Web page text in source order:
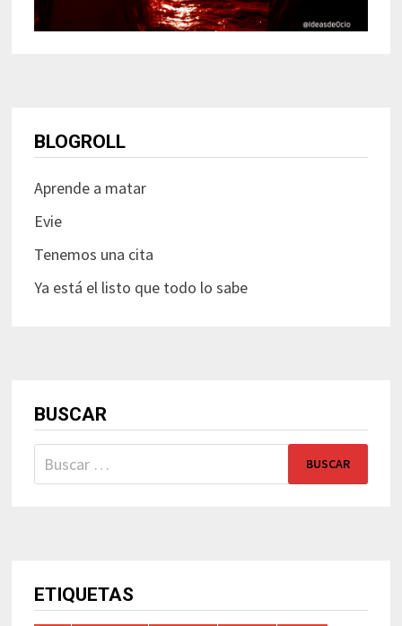
BLOGROLL
Aprende a matar
Evie
Tenemos una cita
Ya está el listo que todo lo sabe
BUSCAR
Buscar:
ETIQUETAS